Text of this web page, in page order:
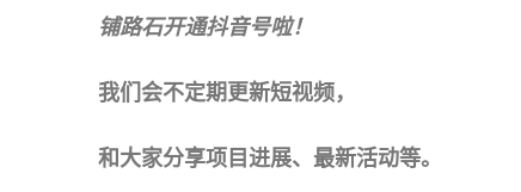
铺路石开通抖音号啦！
我们会不定期更新短视频，
和大家分享项目进展、最新活动等。